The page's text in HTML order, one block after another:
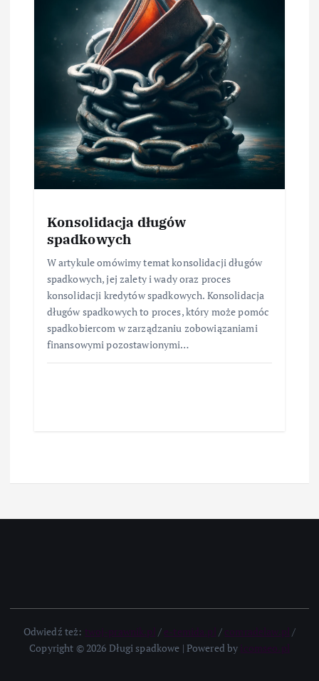
Konsolidacja długów
spadkowych
W artykule omówimy temat konsolidacji długów
spadkowych, jej zalety i wady oraz proces
konsolidacji kredytów spadkowych. Konsolidacja
długów spadkowych to proces, który może pomóc
spadkobiercom w zarządzaniu zobowiązaniami
finansowymi pozostawionymi…
Odwiedź też: / /
/
Copyright © 2026 Długi spadkowe | Powered by